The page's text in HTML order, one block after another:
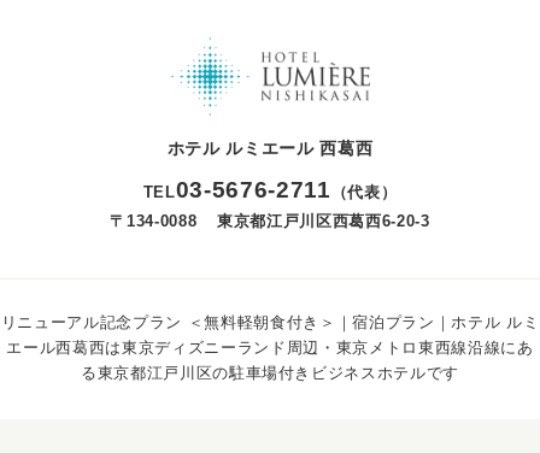
リニューアル記念プラン ＜無料軽朝食付き＞｜宿泊プラン｜ホテル ルミ
エール西葛西は東京ディズニーランド周辺・東京メトロ東西線沿線にあ
る東京都江戸川区の駐車場付きビジネスホテルです
ホテル ルミエール 西葛西
TEL03-5676-2711
（代表）
〒134-0088
東京都江戸川区西葛西6-20-3